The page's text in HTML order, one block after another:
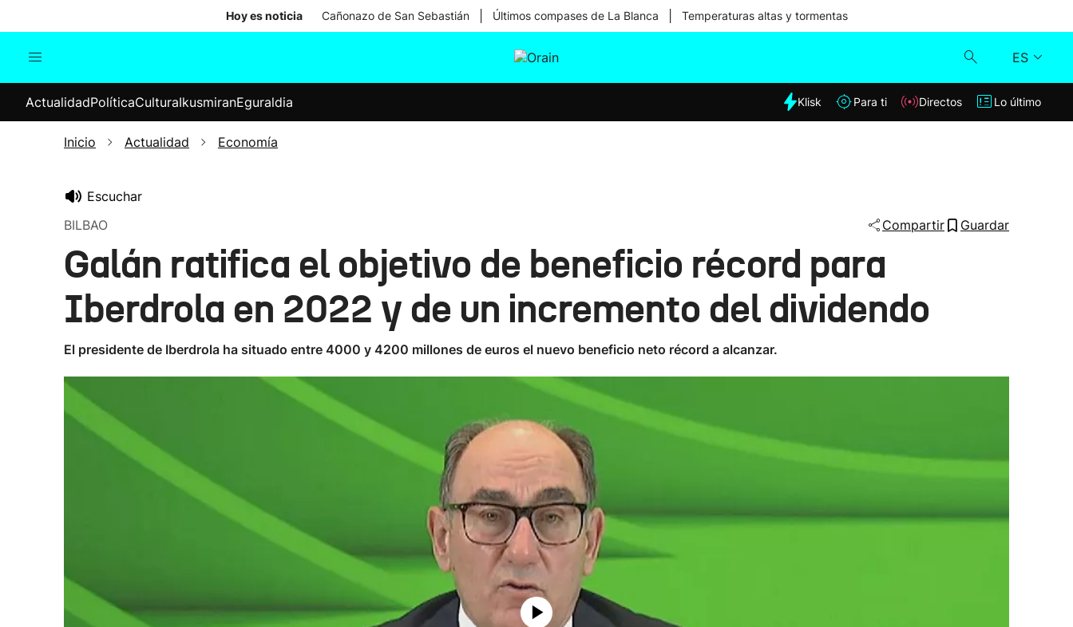
Hoy es noticia Cañonazo de San Sebastián Últimos compases de La Blanca Temperaturas altas y tormentas
ES
Internacional
Elecciones
Klisk
ActualidadPolíticaCulturaIkusmiranEguraldia Klisk Para ti Directos Lo último
Inicio Actualidad Economía
Escuchar
BILBAO
Compartir Guardar
Galán ratifica el objetivo de beneficio récord para
Iberdrola en 2022 y de un incremento del dividendo
El presidente de Iberdrola ha situado entre 4000 y 4200 millones de euros el nuevo beneficio neto récord a alcanzar.